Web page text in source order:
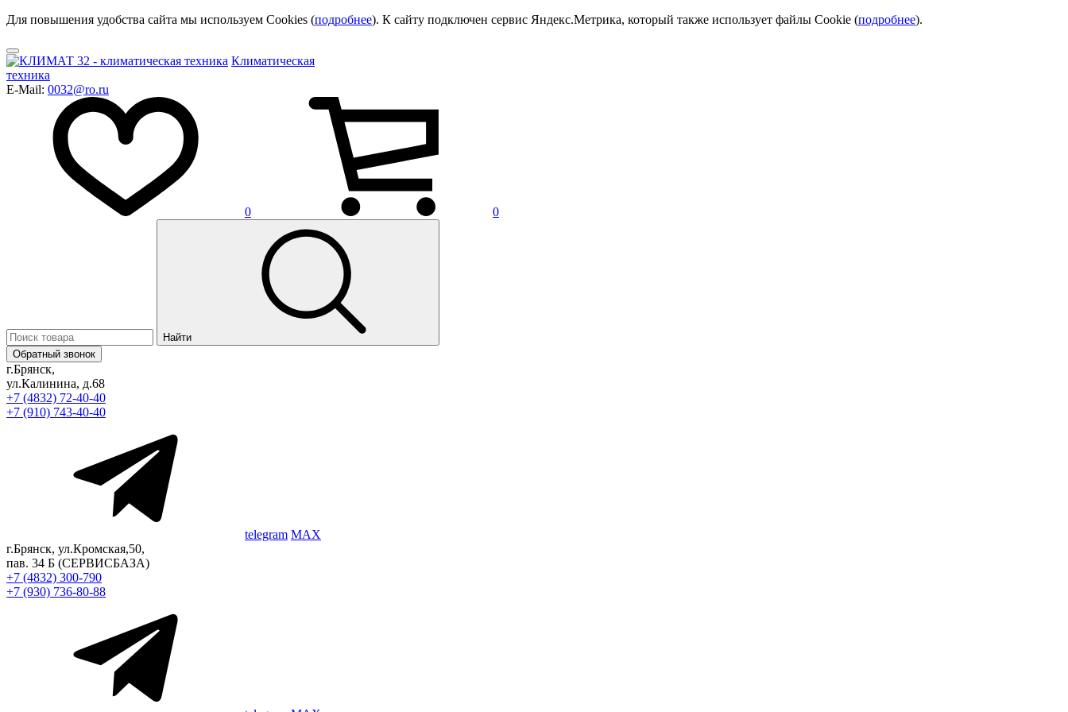
Для повышения удобства сайта мы используем Cookies (подробнее). К сайту подключен сервис Яндекс.Метрика, который также использует файлы Cookie (подробнее).
Климатическая
техника
E-Mail: 0032@ro.ru
0 0
Найти
Обратный звонок
г.Брянск,
ул.Калинина, д.68
+7 (4832) 72-40-40
+7 (910) 743-40-40
telegram MAX
г.Брянск, ул.Кромская,50,
пав. 34 Б (СЕРВИСБАЗА)
+7 (4832) 300-790
+7 (930) 736-80-88